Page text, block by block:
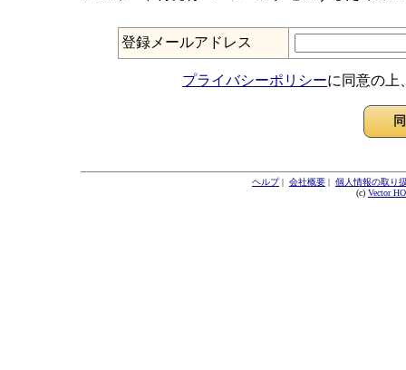
登録メールアドレス
プライバシーポリシーに同意の上
ヘルプ| 会社概要 | 個人情報の取り
(c) Vector